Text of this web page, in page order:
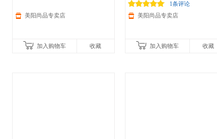
美阳尚品专卖店
加入购物车 收藏
1条评论
美阳尚品专卖店
加入购物车 收藏